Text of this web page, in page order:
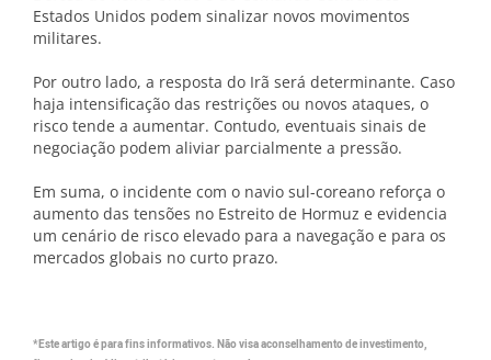
Estados Unidos podem sinalizar novos movimentos
militares.
Por outro lado, a resposta do Irã será determinante. Caso
haja intensificação das restrições ou novos ataques, o
risco tende a aumentar. Contudo, eventuais sinais de
negociação podem aliviar parcialmente a pressão.
Em suma, o incidente com o navio sul-coreano reforça o
aumento das tensões no Estreito de Hormuz e evidencia
um cenário de risco elevado para a navegação e para os
mercados globais no curto prazo.
*Este artigo é para fins informativos. Não visa aconselhamento de investimento,